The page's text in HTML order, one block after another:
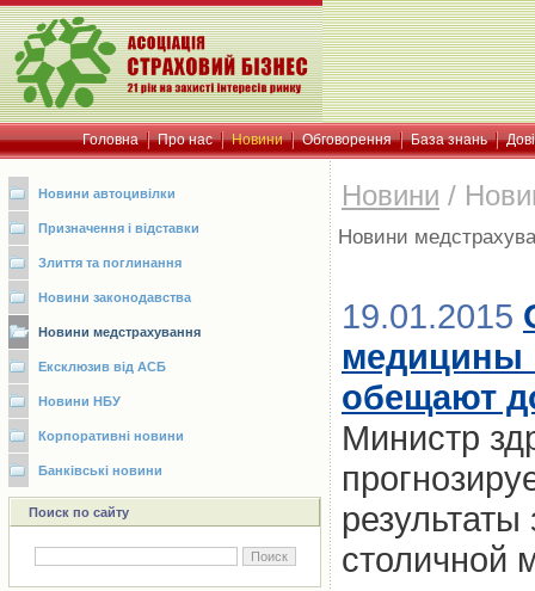
Головна Про нас Новини Обговорення База знань
Новини автоцивілки
Призначення і відставки
Злиття та поглинання
Новини законодавства
Новини медстрахування
Ексклюзив від АСБ
Новини НБУ
Корпоративні новини
Банківські новини
Поиск по сайту
Новини /
Новини
19.01.2015
медицины
обещают
Министр
столичной